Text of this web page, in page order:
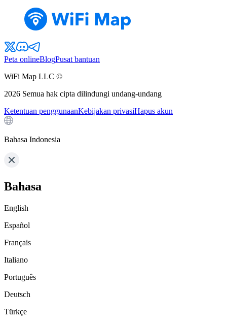
Peta onlineBlogPusat bantuan
WiFi Map LLC ©
2026 Semua hak cipta dilindungi undang-undang
Ketentuan penggunaanKebijakan privasiHapus akun
Bahasa Indonesia
Bahasa
English
Español
Français
Italiano
Português
Deutsch
Türkçe